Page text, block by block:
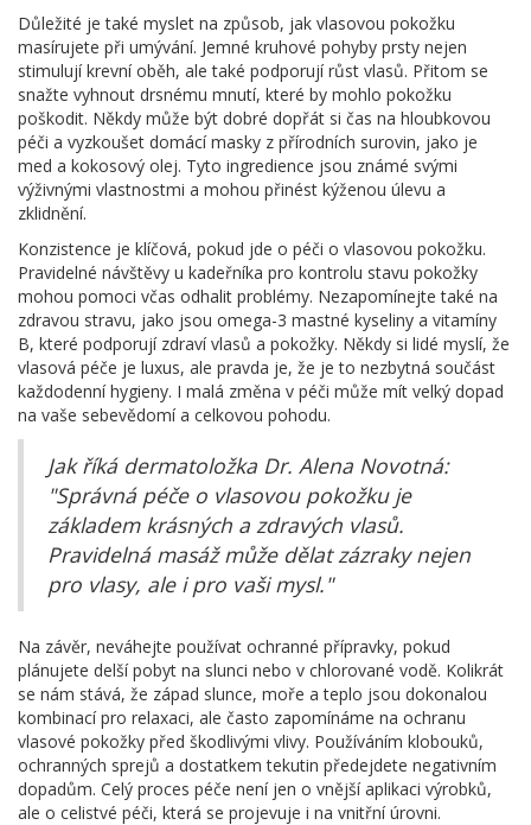
Důležité je také myslet na způsob, jak vlasovou pokožku
masírujete při umývání. Jemné kruhové pohyby prsty nejen
stimulují krevní oběh, ale také podporují růst vlasů. Přitom se
snažte vyhnout drsnému mnutí, které by mohlo pokožku
poškodit. Někdy může být dobré dopřát si čas na hloubkovou
péči a vyzkoušet domácí masky z přírodních surovin, jako je
med a kokosový olej. Tyto ingredience jsou známé svými
výživnými vlastnostmi a mohou přinést kýženou úlevu a
zklidnění.
Konzistence je klíčová, pokud jde o péči o vlasovou pokožku.
Pravidelné návštěvy u kadeřníka pro kontrolu stavu pokožky
mohou pomoci včas odhalit problémy. Nezapomínejte také na
zdravou stravu, jako jsou omega-3 mastné kyseliny a vitamíny
B, které podporují zdraví vlasů a pokožky. Někdy si lidé myslí, že
vlasová péče je luxus, ale pravda je, že je to nezbytná součást
každodenní hygieny. I malá změna v péči může mít velký dopad
na vaše sebevědomí a celkovou pohodu.
Jak říká dermatoložka Dr. Alena Novotná:
"Správná péče o vlasovou pokožku je
základem krásných a zdravých vlasů.
Pravidelná masáž může dělat zázraky nejen
pro vlasy, ale i pro vaši mysl."
Na závěr, neváhejte používat ochranné přípravky, pokud
plánujete delší pobyt na slunci nebo v chlorované vodě. Kolikrát
se nám stává, že západ slunce, moře a teplo jsou dokonalou
kombinací pro relaxaci, ale často zapomínáme na ochranu
vlasové pokožky před škodlivými vlivy. Používáním klobouků,
ochranných sprejů a dostatkem tekutin předejdete negativním
dopadům. Celý proces péče není jen o vnější aplikaci výrobků,
ale o celistvé péči, která se projevuje i na vnitřní úrovni.